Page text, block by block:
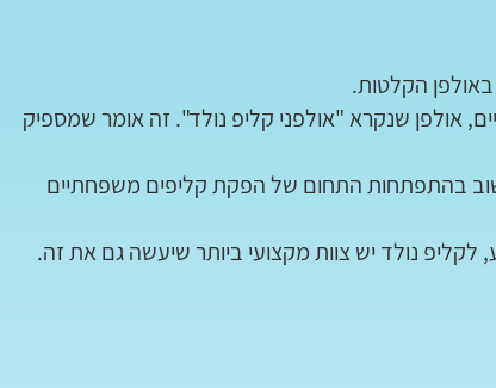
הקלטות.
אולפן שנקרא "אולפני קליפ נולד". זה אומר שמספיק
חלק חשוב בהתפתחות התחום של הפקת קליפים משפחתיים
נולד יש צוות מקצועי ביותר שיעשה גם את זה.